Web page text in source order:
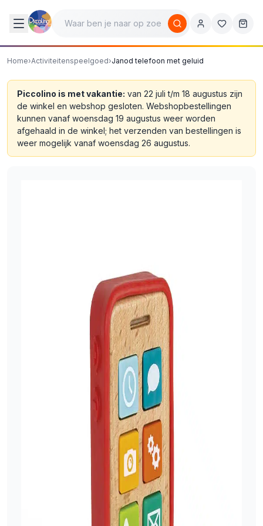
Home›Activiteitenspeelgoed›Janod telefoon met geluid
Piccolino is met vakantie: van 22 juli t/m 18 augustus zijn
de winkel en webshop gesloten. Webshopbestellingen
kunnen vanaf woensdag 19 augustus weer worden
afgehaald in de winkel; het verzenden van bestellingen is
weer mogelijk vanaf woensdag 26 augustus.